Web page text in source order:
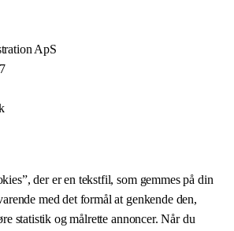
ApS
der er en tekstfil, som gemmes på din
med det formål at genkende den,
statistik og målrette annoncer. Når du